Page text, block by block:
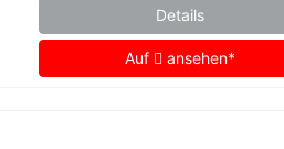
Details
Auf ansehen*